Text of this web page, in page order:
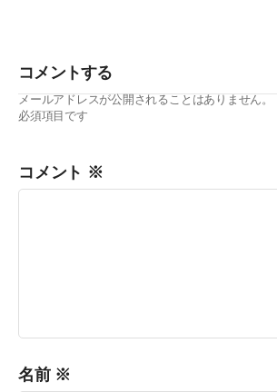
コメントする
メールアドレスが公開されることはありません。
必須項目です
コメント ※
名前 ※